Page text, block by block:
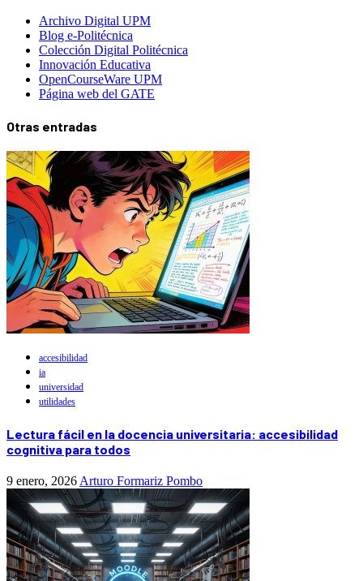
Archivo Digital UPM
Blog e-Politécnica
Colección Digital Politécnica
Innovación Educativa
OpenCourseWare UPM
Página web del GATE
Otras entradas
accesibilidad
ia
universidad
utilidades
Lectura fácil en la docencia universitaria: accesibilidad
cognitiva para todos
9 enero, 2026 Arturo Formariz Pombo